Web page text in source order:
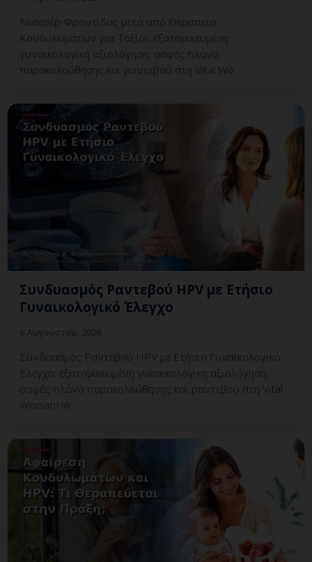
Νεσεσέρ Φροντίδας μετά από Θεραπεία
Κονδυλωμάτων για Ταξίδι: εξατομικευμένη
γυναικολογική αξιολόγηση, σαφές πλάνο
παρακολούθησης και ραντεβού στη Vital Wo
Συνδυασμός Ραντεβού HPV με Ετήσιο
Γυναικολογικό Έλεγχο
Συνδυασμός Ραντεβού HPV με Ετήσιο Γυναικολογικό
Έλεγχο: εξατομικευμένη γυναικολογική αξιολόγηση,
σαφές πλάνο παρακολούθησης και ραντεβού στη Vital
WomanHo